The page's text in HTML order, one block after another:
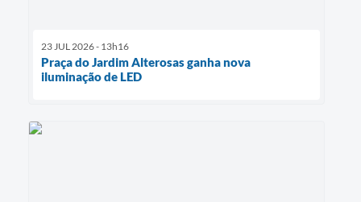
23 JUL 2026 - 13h16
Praça do Jardim Alterosas ganha nova
iluminação de LED